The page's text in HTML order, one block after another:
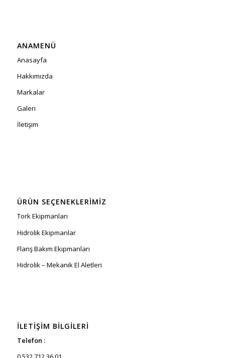
ANAMENÜ
Anasayfa
Hakkımızda
Markalar
Galeri
İletişim
ÜRÜN SEÇENEKLERIMIZ
Tork Ekipmanları
Hidrolik Ekipmanlar
Flanş Bakım Ekipmanları
Hidrolik – Mekanik El Aletleri
İLETIŞIM BILGILERI
Telefon :